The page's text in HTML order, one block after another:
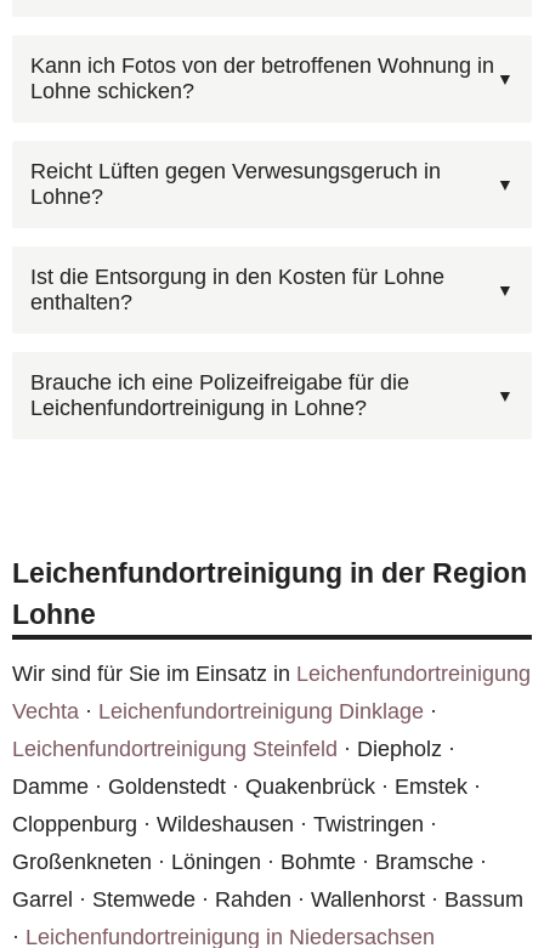
Für Leichenfundortreinigung in Lohne erreichen
Sie uns unter0800 6003005
uns um alles Weitere. Sie können auch unser
Kontaktformular mit Foto-Upload
Kann ich Fotos von der betroffenen Wohnung in
Lohne schicken?
Ja, über unserOnline-Formularkönnen Sie Ihren
Fall beschreiben und Fotos hochladen. Wir
Kostenvoranschlag für Lohne. Die Erstberatung
ist kostenlos und unverbindlich.
Reicht Lüften gegen Verwesungsgeruch in
Lohne?
Ohne professionelle Reinigung kann
Verwesungsgeruch monatelang bestehen
Nach einer fachgerechten
Leichenfundortreinigung in Lohne ist die
Ist die Entsorgung in den Kosten für Lohne
enthalten?
Ja, wir entfernen und entsorgen bei Bedarf
Bodenbeläge, Matratzen, Polstermöbel und
Brauche ich eine Polizeifreigabe für die
Leichenfundortreinigung in Lohne?
Abwicklung. Bei Mietwohnungen in Lohne sollte
der Vermieter informiert werden.
Leichenfundortreinigung in der Region
Lohne
Wir sind für Sie im Einsatz in Leichenfundortreinigung
Vechta · Leichenfundortreinigung Dinklage ·
Leichenfundortreinigung Steinfeld · Diepholz ·
Damme · Goldenstedt · Quakenbrück · Emstek ·
Cloppenburg · Wildeshausen · Twistringen ·
Großenkneten · Löningen · Bohmte · Bramsche ·
Garrel · Stemwede · Rahden · Wallenhorst · Bassum
· Leichenfundortreinigung in Niedersachsen